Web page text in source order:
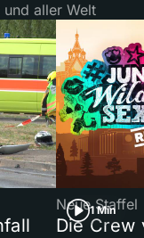
aller Welt
1 Min
Neue Staffel
Die Crew